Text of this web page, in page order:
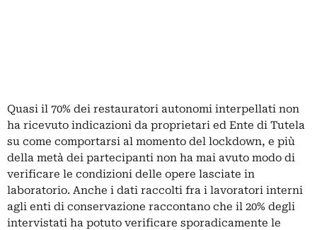
Quasi il 70% dei restauratori autonomi interpellati non
ha ricevuto indicazioni da proprietari ed Ente di Tutela
su come comportarsi al momento del lockdown, e più
della metà dei partecipanti non ha mai avuto modo di
verificare le condizioni delle opere lasciate in
laboratorio. Anche i dati raccolti fra i lavoratori interni
agli enti di conservazione raccontano che il 20% degli
intervistati ha potuto verificare sporadicamente le